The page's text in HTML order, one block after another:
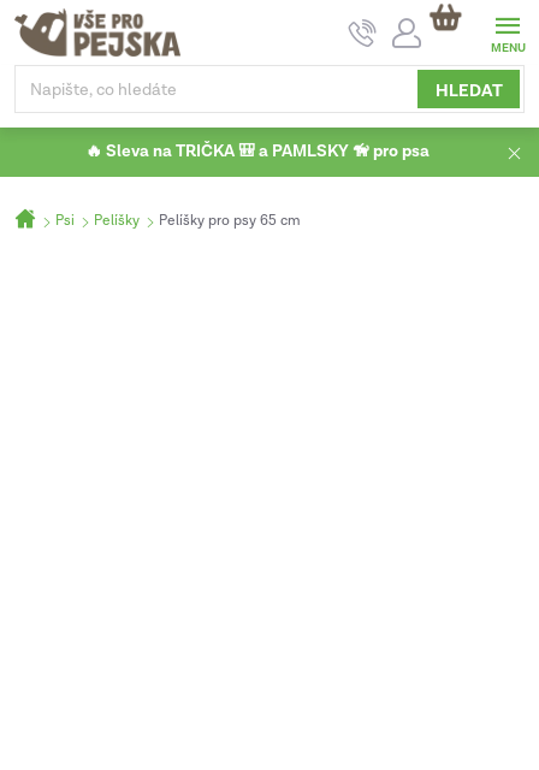
Přejít
obsah
HLEDAT
NÁKUPNÍ
KOŠÍK
🔥 Sleva na TRIČKA 🎒 a PAMLSKY 🦮 pro psa
Domů
Psi Pelíšky Pelíšky pro psy 65 cm